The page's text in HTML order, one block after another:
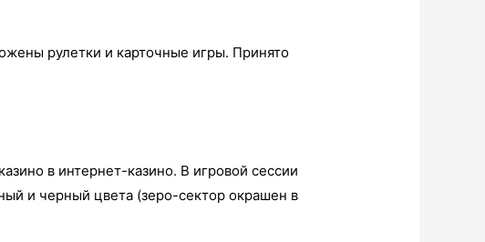
рулетки и карточные игры. Принято
в интернет-казино. В игровой сессии
и черный цвета (зеро-сектор окрашен в